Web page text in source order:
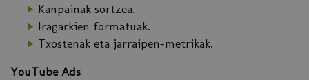
Kanpainak sortzea.
Iragarkien formatuak.
Txostenak eta jarraipen-metrikak.
YouTube Ads